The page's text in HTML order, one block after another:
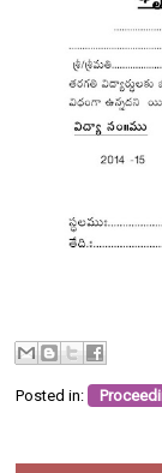
Posted in: